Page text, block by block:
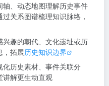
轴、动态地图理解历史事件
关系图谱梳理知识脉络，
兴趣的朝代、文化遗址或历
，拓展历史知识边界
化历史素材、事件关联分
讲解更生动直观